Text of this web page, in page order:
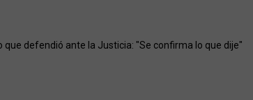
defendió ante la Justicia: "Se confirma lo que dije"